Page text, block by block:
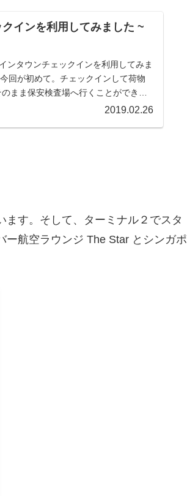
インを利用してみました ~
ンタウンチェックインを利用してみま
回が初めて。チェックインして荷物
まま保安検査場へ行くことができま
2019.02.26
す。そして、ターミナル２でスタ
ー航空ラウンジ The Star とシンガポ